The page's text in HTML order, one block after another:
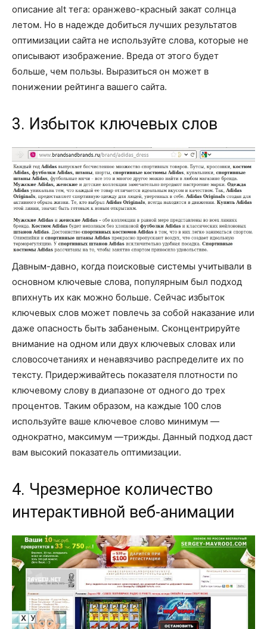
описание alt тега: оранжево-красный закат солнца
летом. Но в надежде добиться лучших результатов
оптимизации сайта не используйте слова, которые не
описывают изображение. Вреда от этого будет
больше, чем пользы. Выразиться он может в
понижении рейтинга вашего сайта.
3. Избыток ключевых слов
Давным-давно, когда поисковые системы учитывали в
основном ключевые слова, популярным был подход
впихнуть их как можно больше. Сейчас избыток
ключевых слов может повлечь за собой наказание или
даже опасность быть забаненым. Сконцентрируйте
внимание на одном или двух ключевых словах или
словосочетаниях и ненавязчиво распределите их по
тексту. Придерживайтесь показателя плотности по
ключевому слову в диапазоне от одного до трех
процентов. Таким образом, на каждые 100 слов
используйте ваше ключевое слово минимум ―
однократно, максимум ―трижды. Данный подход даст
вам высокий показатель оптимизации.
4. Чрезмерное количество
интерактивной веб-анимации